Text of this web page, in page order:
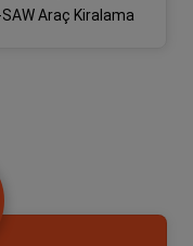
SAW Araç Kiralama